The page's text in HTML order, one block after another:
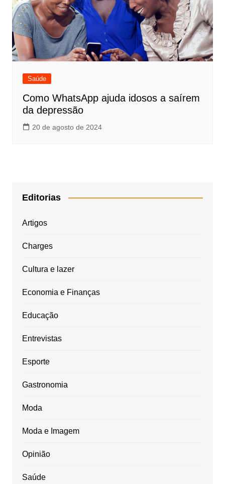
Saúde
Como WhatsApp ajuda idosos a saírem
da depressão
20 de agosto de 2024
Editorias
Artigos
Charges
Cultura e lazer
Economia e Finanças
Educação
Entrevistas
Esporte
Gastronomia
Moda
Moda e Imagem
Opinião
Saúde